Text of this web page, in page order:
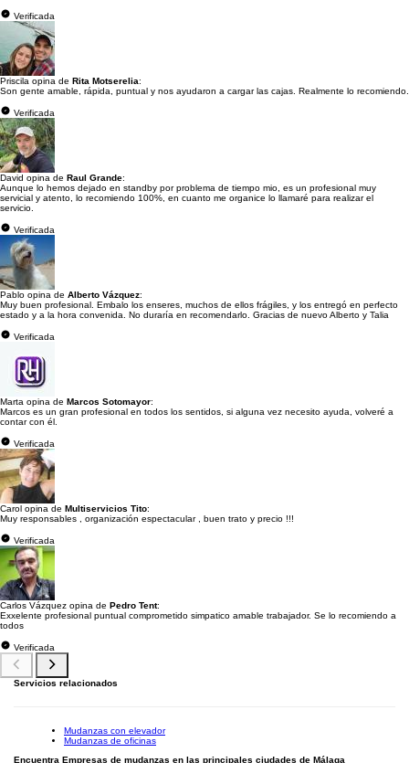
Verificada
Priscila opina de Rita Motserelia:
Son gente amable, rápida, puntual y nos ayudaron a cargar las cajas. Realmente lo recomiendo.
Verificada
David opina de Raul Grande:
Aunque lo hemos dejado en standby por problema de tiempo mio, es un profesional muy
servicial y atento, lo recomiendo 100%, en cuanto me organice lo llamaré para realizar el
servicio.
Verificada
Pablo opina de Alberto Vázquez:
Muy buen profesional. Embalo los enseres, muchos de ellos frágiles, y los entregó en perfecto
estado y a la hora convenida. No duraría en recomendarlo. Gracias de nuevo Alberto y Talia
Verificada
Marta opina de Marcos Sotomayor:
Marcos es un gran profesional en todos los sentidos, si alguna vez necesito ayuda, volveré a
contar con él.
Verificada
Carol opina de Multiservicios Tito:
Muy responsables , organización espectacular , buen trato y precio !!!
Verificada
Carlos Vázquez opina de Pedro Tent:
Exxelente profesional puntual comprometido simpatico amable trabajador. Se lo recomiendo a
todos
Verificada
Servicios relacionados
Mudanzas con elevador
Mudanzas de oficinas
Encuentra Empresas de mudanzas en las principales ciudades de Málaga